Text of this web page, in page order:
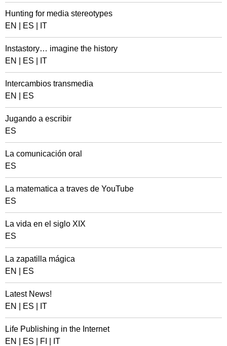
Hunting for media stereotypes
EN
ES IT
Instastory… imagine the history
EN
ES IT
Intercambios transmedia
EN
ES
Jugando a escribir
ES
La comunicación oral
ES
La matematica a traves de YouTube
ES
La vida en el siglo XIX
ES
La zapatilla mágica
EN
ES
Latest News!
EN
ES IT
Life Publishing in the Internet
EN
ES FI IT